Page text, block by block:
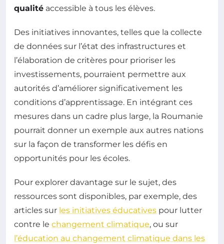
qualité accessible à tous les élèves.
Des initiatives innovantes, telles que la collecte
de données sur l’état des infrastructures et
l’élaboration de critères pour prioriser les
investissements, pourraient permettre aux
autorités d’améliorer significativement les
conditions d’apprentissage. En intégrant ces
mesures dans un cadre plus large, la Roumanie
pourrait donner un exemple aux autres nations
sur la façon de transformer les défis en
opportunités pour les écoles.
Pour explorer davantage sur le sujet, des
ressources sont disponibles, par exemple, des
articles sur les initiatives éducatives pour lutter
contre le changement climatique, ou sur
l’éducation au changement climatique dans les